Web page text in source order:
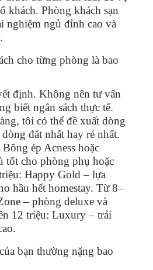
khách. Phòng khách sạn
nghiệm ngủ đỉnh cao và
cho từng phòng là bao
định. Không nên tư vấn
biết ngân sách thực tế.
tôi có thể đề xuất dòng
đắt nhất hay rẻ nhất.
ép Acness hoặc
tốt cho phòng phụ hoặc
Happy Gold – lựa
hầu hết homestay. Từ 8–
– phòng deluxe và
12 triệu: Luxury – trải
bạn thường nặng bao